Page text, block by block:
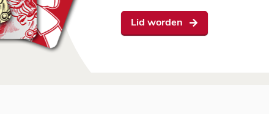
Lid worden